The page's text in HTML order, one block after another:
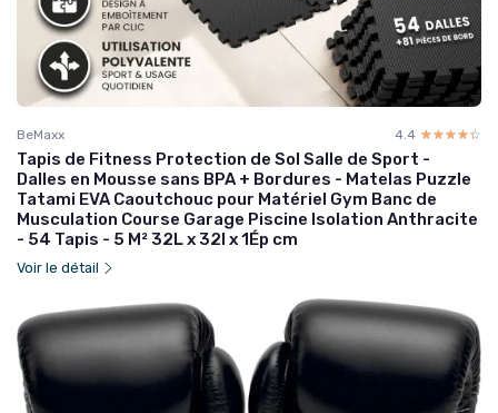
BeMaxx 4.4 ☆☆☆☆☆
★★★★★
Tapis de Fitness Protection de Sol Salle de Sport -
Dalles en Mousse sans BPA + Bordures - Matelas Puzzle
Tatami EVA Caoutchouc pour Matériel Gym Banc de
Musculation Course Garage Piscine Isolation Anthracite
- 54 Tapis - 5 M² 32L x 32l x 1Ép cm
Voir le détail